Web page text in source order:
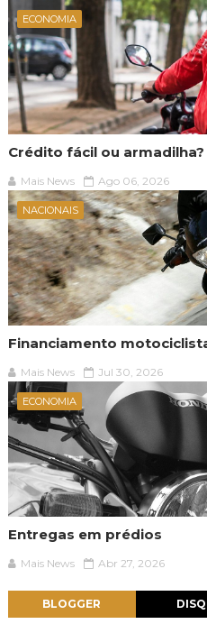
ECONOMIA
Crédito fácil ou armadilha?
Mais News Ago 06, 2026
NACIONAIS
Financiamento
Mais News Jul 30, 2026
ECONOMIA
Entregas em prédios
Mais News Abr 27, 2026
BLOGGER